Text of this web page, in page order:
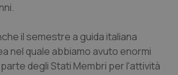
il semestre a guida italiana
nel quale abbiamo avuto enormi
degli Stati Membri per l'attività